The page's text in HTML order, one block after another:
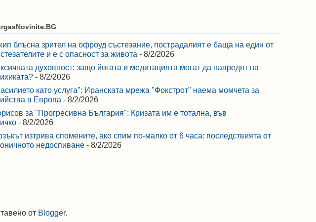
блъсна зрител на офроуд състезание, пострадалият е баща на един от
и е с опасност за живота - 8/2/2026
духовност: защо йогата и медитацията могат да навредят на
- 8/2/2026
като услуга": Иранската мрежа "Фокстрот" наема момчета за
в Европа - 8/2/2026
за "Прогресивна България": Кризата им е тотална, във
- 8/2/2026
изтрива спомените, ако спим по-малко от 6 часа: последствията от
недоспиване - 8/2/2026
от Blogger.